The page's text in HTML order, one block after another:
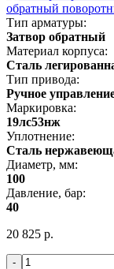
обратный
Тип арматуры:
Затвор обратный
Материал корпуса:
Сталь
Тип привода:
Ручное
Маркировка:
19лс53нж
Уплотнение:
Сталь
Диаметр, мм:
100
Давление, бар:
40
20 825 р.
-